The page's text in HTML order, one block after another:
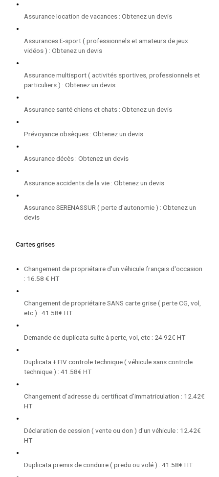
Assurance location de vacances : Obtenez un devis
Assurances E-sport ( professionnels et amateurs de jeux
vidéos ) : Obtenez un devis
Assurance multisport ( activités sportives, professionnels et
particuliers ) : Obtenez un devis
Assurance santé chiens et chats : Obtenez un devis
Prévoyance obsèques : Obtenez un devis
Assurance décès : Obtenez un devis
Assurance accidents de la vie : Obtenez un devis
Assurance SERENASSUR ( perte d'autonomie ) : Obtenez un
devis
Cartes grises
Changement de propriétaire d'un véhicule français d'occasion
: 16.58 € HT
Changement de propriétaire SANS carte grise ( perte CG, vol,
etc ) : 41.58€ HT
Demande de duplicata suite à perte, vol, etc : 24.92€ HT
Duplicata + FIV controle technique ( véhicule sans controle
technique ) : 41.58€ HT
Changement d'adresse du certificat d'immatriculation : 12.42€
HT
Déclaration de cession ( vente ou don ) d'un véhicule : 12.42€
HT
Duplicata premis de conduire ( predu ou volé ) : 41.58€ HT